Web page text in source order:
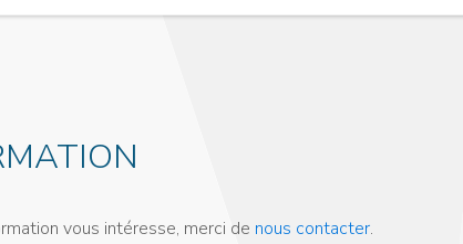
vous intéresse, merci de nous contacter.